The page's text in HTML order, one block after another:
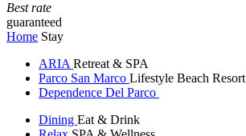
Best rate
guaranteed
Home Stay
ARIA Retreat & SPA
Parco San Marco Lifestyle Beach Resort
Dependence Del Parco
Dining Eat & Drink